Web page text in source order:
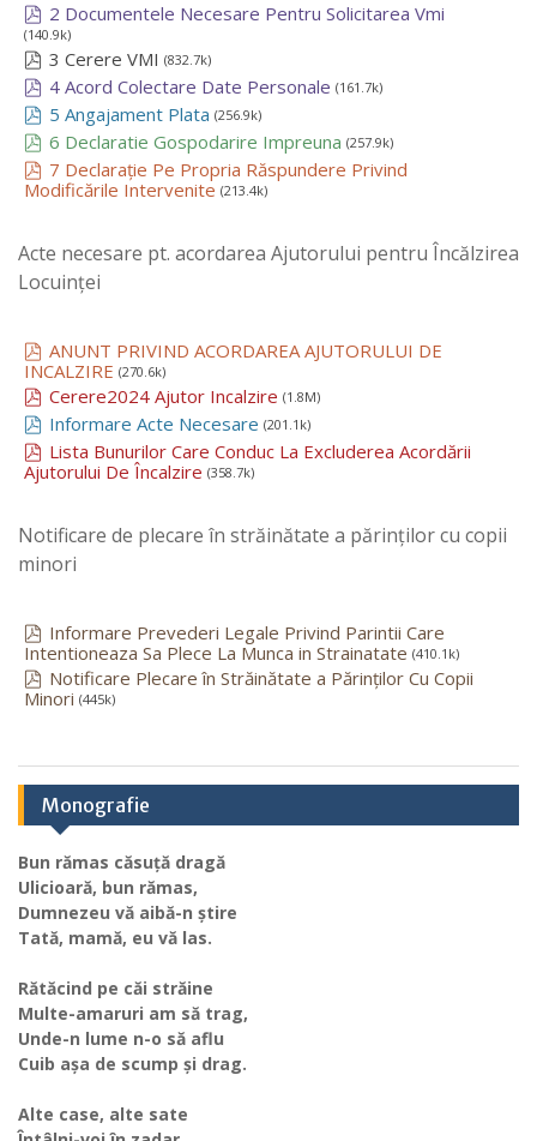
2 Documentele Necesare Pentru Solicitarea Vmi
(140.9k)
3 Cerere VMI (832.7k)
4 Acord Colectare Date Personale (161.7k)
5 Angajament Plata (256.9k)
6 Declaratie Gospodarire Impreuna (257.9k)
7 Declarație Pe Propria Răspundere Privind
Modificările Intervenite (213.4k)
Acte necesare pt. acordarea Ajutorului pentru Încălzirea
Locuinței
ANUNT PRIVIND ACORDAREA AJUTORULUI DE
INCALZIRE (270.6k)
Cerere2024 Ajutor Incalzire (1.8M)
Informare Acte Necesare (201.1k)
Lista Bunurilor Care Conduc La Excluderea Acordării
Ajutorului De Încalzire (358.7k)
Notificare de plecare în străinătate a părinților cu copii
minori
Informare Prevederi Legale Privind Parintii Care
Intentioneaza Sa Plece La Munca in Strainatate (410.1k)
Notificare Plecare în Străinătate a Părinților Cu Copii
Minori (445k)
Monografie
Bun rămas căsuță dragă
Ulicioară, bun rămas,
Dumnezeu vă aibă-n știre
Tată, mamă, eu vă las.
Rătăcind pe căi străine
Multe-amaruri am să trag,
Unde-n lume n-o să aflu
Cuib așa de scump și drag.
Alte case, alte sate